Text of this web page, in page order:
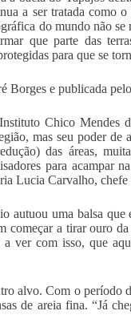
a ser tratada como
do mundo não se
que parte das
para que se
Borges e publicada
Chico Mendes
mas seu poder
das áreas,
para acampar
Lucia Carvalho,
autuou uma balsa que
começar a tirar ouro
a ver com isso, que
alvo. Com o período
de areia fina. “Já